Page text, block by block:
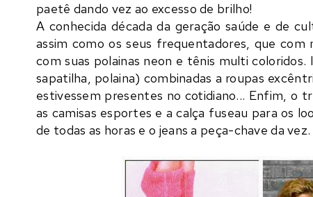
paetê dando vez ao excesso de brilho!
A conhecida década da geração saúde e de
assim como os seus frequentadores, que com
com suas polainas neon e tênis multi coloridos.
sapatilha, polaina) combinadas a roupas
estivessem presentes no cotidiano... Enfim, o
as camisas esportes e acalça fuseau para os
de todas as horas e o jeans a peça-chave da vez.